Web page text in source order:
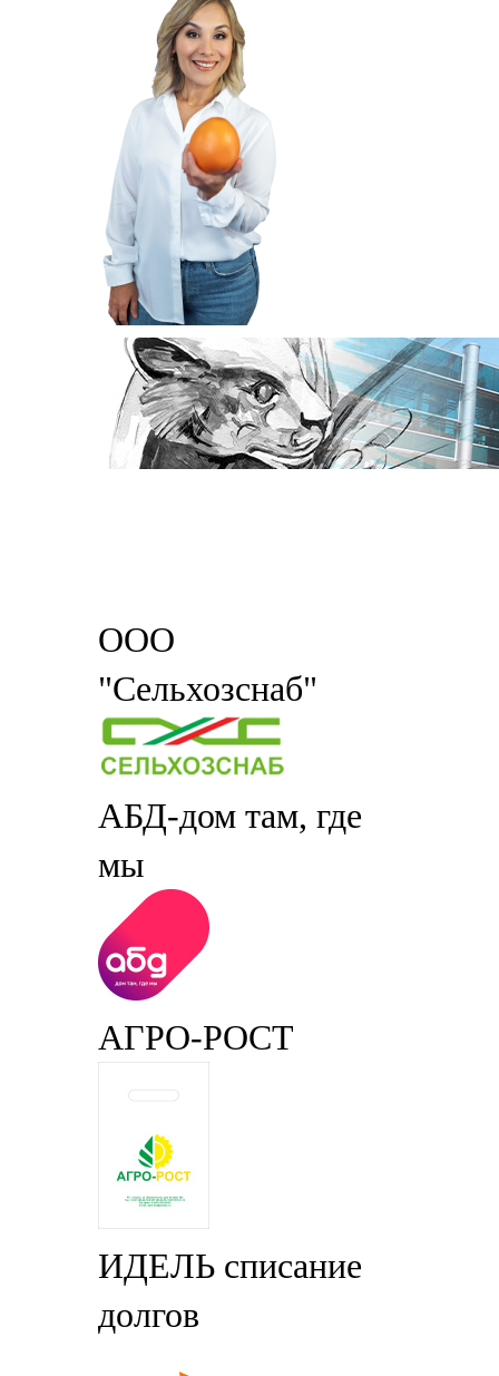
ООО
"Сельхозснаб"
АБД-дом там, где
мы
АГРО-РОСТ
ИДЕЛЬ списание
долгов